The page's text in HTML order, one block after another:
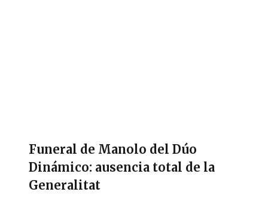
Funeral de Manolo del Dúo
Dinámico: ausencia total de la
Generalitat